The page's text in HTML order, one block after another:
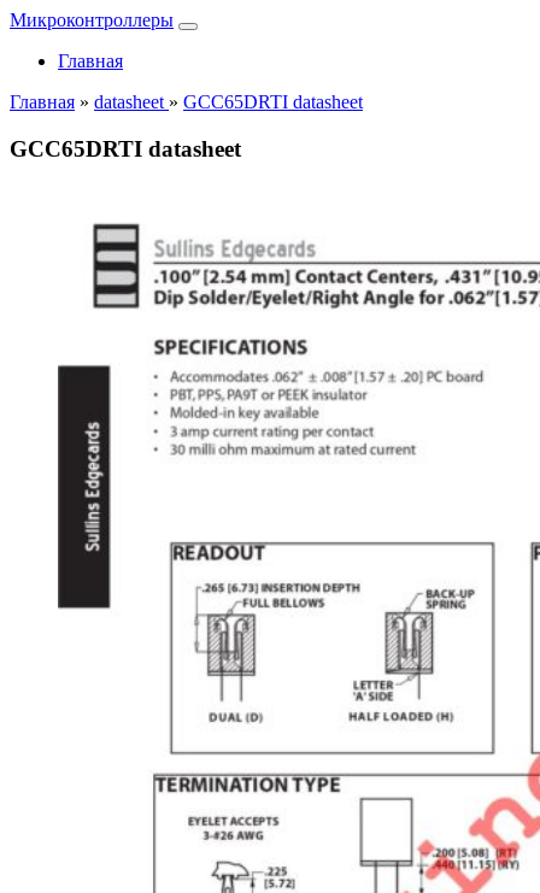
Микроконтроллеры
Главная
Главная » datasheet » GCC65DRTI datasheet
GCC65DRTI datasheet